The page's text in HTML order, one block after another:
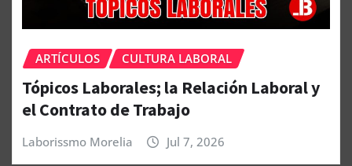
ARTÍCULOS CULTURA LABORAL
Tópicos Laborales; la Relación Laboral y
el Contrato de Trabajo
Laborissmo Morelia Jul 7, 2026